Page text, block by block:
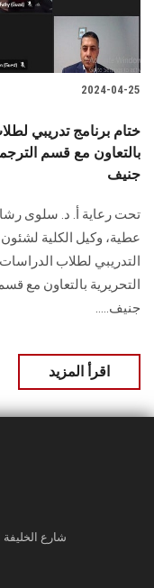
2024-04-25
ختام برنامج تدريبي
بالتعاون مع قسم
جنيف
تحت رعاية أ. د. سلوى
عطية، وكيل الكلية لشئون
التدريبي لطلاب
التحريرية بالتعاون مع
جنيف.....
اقرأ المزيد
شارع الخليفة